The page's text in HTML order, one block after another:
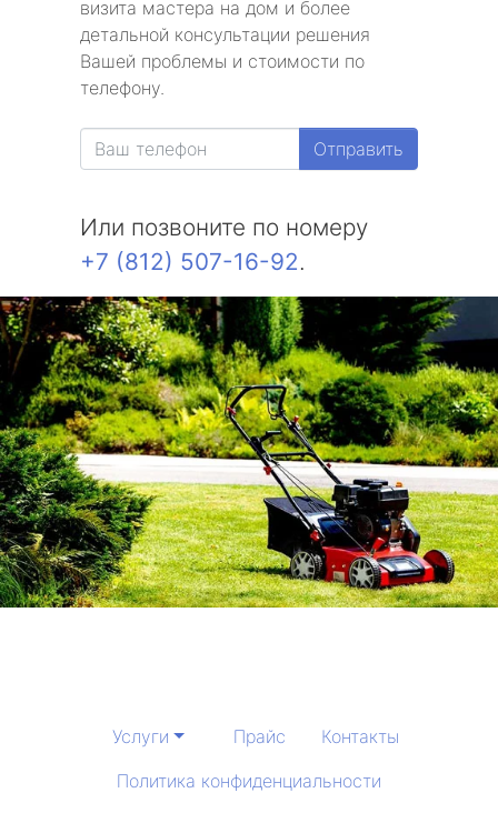
визита мастера на дом и более
детальной консультации решения
Вашей проблемы и стоимости по
телефону.
Отправить
Или позвоните по номеру
+7 (812) 507-16-92.
Услуги Прайс
Контакты
Политика конфиденциальности